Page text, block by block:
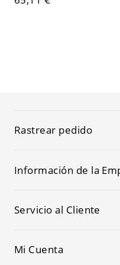
Rastrear pedido
Información de la
Servicio al Cliente
Mi Cuenta